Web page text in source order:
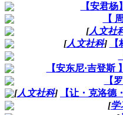
【安君
【
[人文社
[人文社科]
【安东尼·吉登斯
【
[人文社科] 【让・克洛德
[学